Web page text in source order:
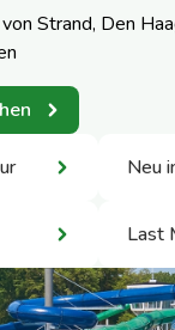
Strand, Den
Neu
Last